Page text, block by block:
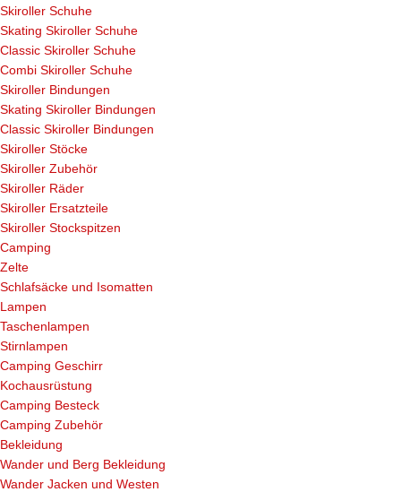
Skiroller Schuhe
Skating Skiroller Schuhe
Classic Skiroller Schuhe
Combi Skiroller Schuhe
Skiroller Bindungen
Skating Skiroller Bindungen
Classic Skiroller Bindungen
Skiroller Stöcke
Skiroller Zubehör
Skiroller Räder
Skiroller Ersatzteile
Skiroller Stockspitzen
Camping
Zelte
Schlafsäcke und Isomatten
Lampen
Taschenlampen
Stirnlampen
Camping Geschirr
Kochausrüstung
Camping Besteck
Camping Zubehör
Bekleidung
Wander und Berg Bekleidung
Wander Jacken und Westen